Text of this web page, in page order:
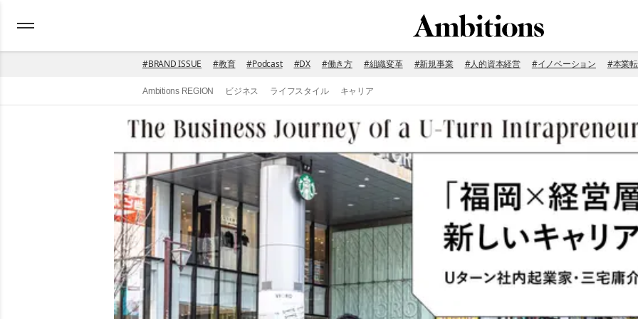
#BRAND ISSUE #教育 #Podcast #DX #働き方 #組織変革 #新規事業 #人的資本経営 #イノベーション #本業
Ambitions REGION ビジネス ライフスタイル キャリア